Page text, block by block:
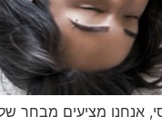
אנחנו מציעים מבחר של